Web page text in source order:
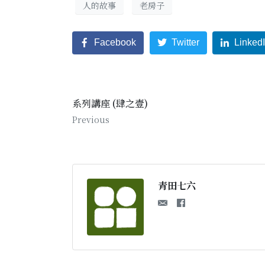
人的故事 老房子
Facebook Twitter
系列講座 (肆之壹)
Previous
青田七六